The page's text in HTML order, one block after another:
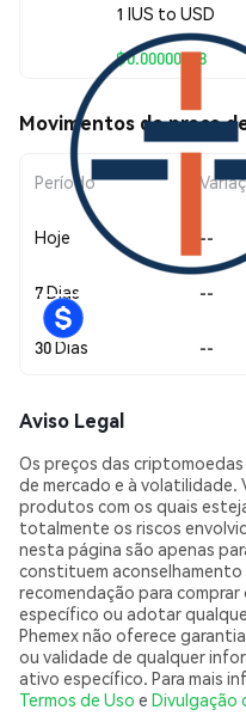
1 IUS to USD
$0.00000038
Movimentos de preço
Período
Hoje --
7 Dias --
30 Dias --
Aviso Legal
Os preços das
de mercado e à volatilidade.
produtos com os quais
totalmente os riscos
nesta página são apenas
constituem
recomendação para
específico ou adotar
Phemex não oferece
ou validade de qualquer
ativo específico. Para mais
Termos de Uso e Divulgação